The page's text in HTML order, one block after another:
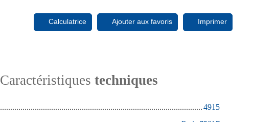
Calculatrice Ajouter aux favoris Imprimer
Caractéristiques techniques
4915